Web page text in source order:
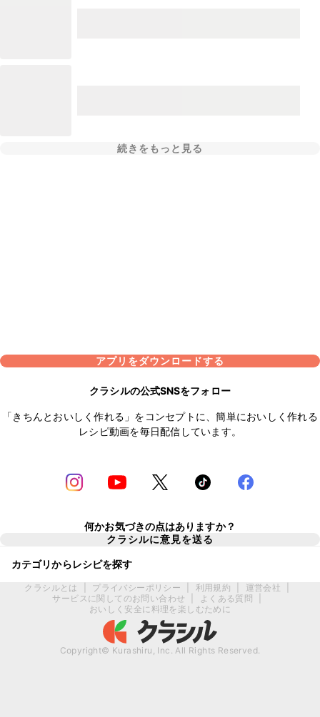
続きをもっと見る
アプリをダウンロードする
クラシルの公式SNSをフォロー
「きちんとおいしく作れる」をコンセプトに、簡単においしく作れる
レシピ動画を毎日配信しています。
何かお気づきの点はありますか？
クラシルに意見を送る
カテゴリからレシピを探す
クラシルとは プライバシーポリシー 利用規約 運営会社
サービスに関してのお問い合わせ
よくある質問
おいしく安全に料理を楽しむために
Copyright© Kurashiru, Inc. All Rights Reserved.